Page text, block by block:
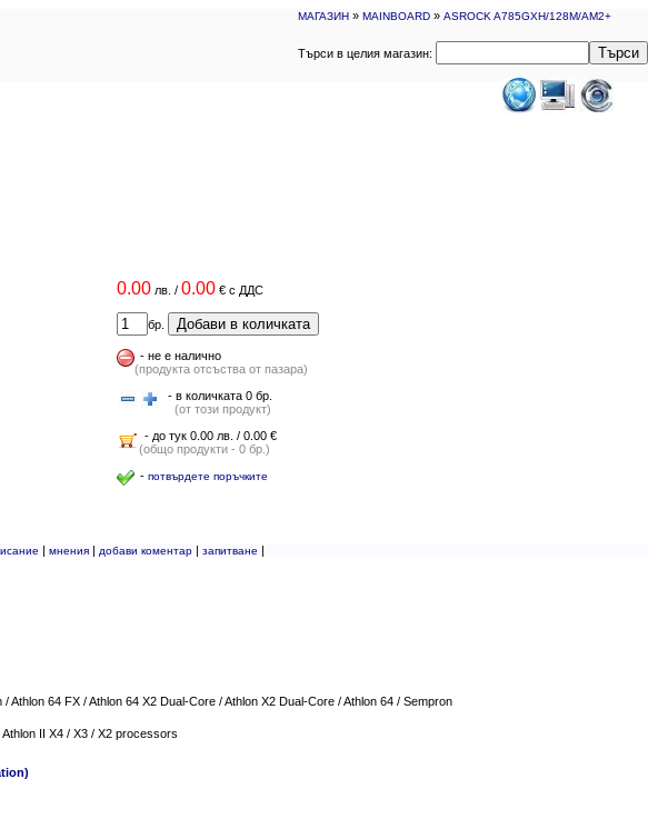
МАГАЗИН » MAINBOARD » ASROCK A785GXH/128M/AM2+
Търси в целия магазин: Търси
0.00 лв. / 0.00 € с ДДС
бр. Добави в количката
- не е налично
(продукта отсъства от пазара)
- в количката 0 бр.
(от този продукт)
- до тук 0.00 лв. / 0.00 €
(общо продукти - 0 бр.)
- потвърдете поръчките
| мнения| добави коментар| запитване |
Athlon 64 FX / Athlon 64 X2 Dual-Core / Athlon X2 Dual-Core / Athlon 64 / Sempron
II X4 / X3 / X2 processors